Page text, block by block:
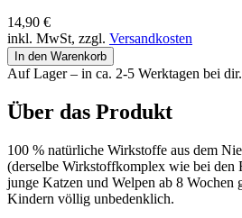
14,90 €
inkl. MwSt, zzgl. Versandkosten
Regeröl
Katzen-
Hundehalsband,
41
lang
Menge
In den Warenkorb
Auf Lager – in ca. 2-5 Werktagen bei dir.
Über das Produkt
100 % natürliche Wirkstoffe aus dem
(derselbe Wirkstoffkomplex wie bei den
junge Katzen und Welpen ab 8 Wochen
Kindern völlig unbedenklich.